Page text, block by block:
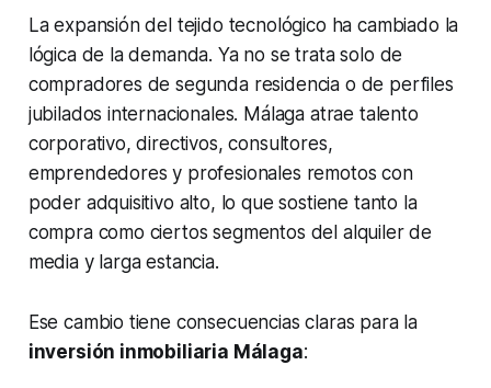
La expansión del tejido tecnológico ha cambiado la
lógica de la demanda. Ya no se trata solo de
compradores de segunda residencia o de perfiles
jubilados internacionales. Málaga atrae talento
corporativo, directivos, consultores,
emprendedores y profesionales remotos con
poder adquisitivo alto, lo que sostiene tanto la
compra como ciertos segmentos del alquiler de
media y larga estancia.
Ese cambio tiene consecuencias claras para la
inversión inmobiliaria Málaga: